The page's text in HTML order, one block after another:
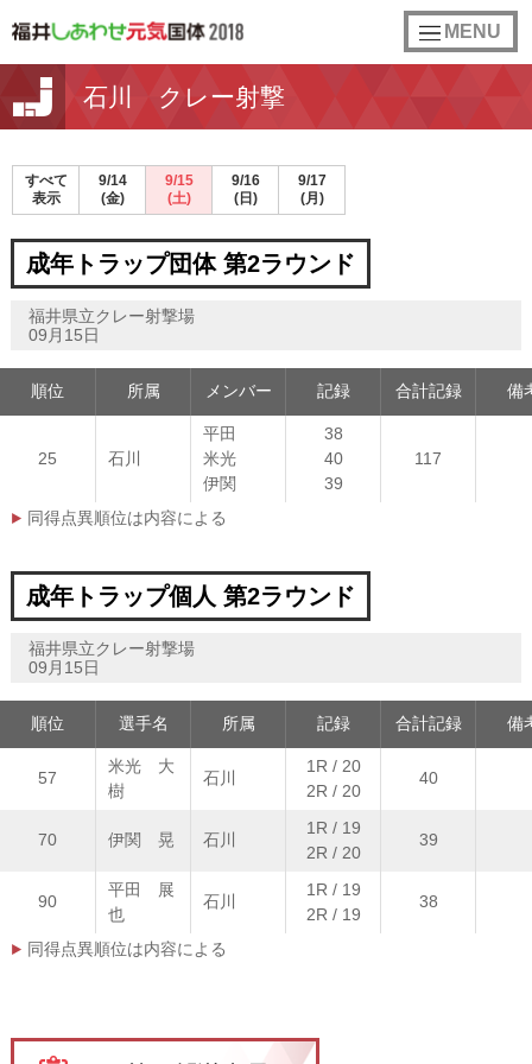
toggle
navigation
MENU
石川 クレー射撃
すべて
表示
9/14
(金)
9/15
(土)
9/16
(日)
9/17
(月)
成年トラップ団体 第2ラウンド
福井県立クレー射撃場
09月15日
順位 所属 メンバー 記録 合計記録 備
25 石川
平田
米光
伊関
38
40
39
117
同得点異順位は内容による
成年トラップ個人 第2ラウンド
福井県立クレー射撃場
09月15日
順位 選手名 所属 記録 合計記録 備
57
米光 大
樹
石川
1R / 20
2R / 20
40
70 伊関 晃 石川
1R / 19
2R / 20
39
90
平田 展
也
石川
1R / 19
2R / 19
38
同得点異順位は内容による